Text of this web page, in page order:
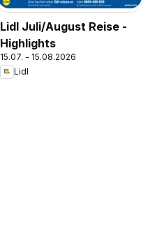
Lidl Juli/August Reise -
Highlights
15.07. - 15.08.2026
Lidl